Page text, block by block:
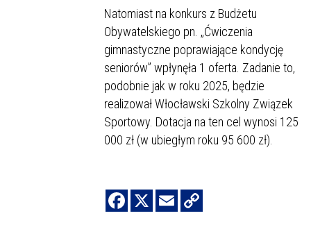
Natomiast na konkurs z Budżetu
Obywatelskiego pn. „Ćwiczenia
gimnastyczne poprawiające kondycję
seniorów” wpłynęła 1 oferta. Zadanie to,
podobnie jak w roku 2025, będzie
realizował Włocławski Szkolny Związek
Sportowy. Dotacja na ten cel wynosi 125
000 zł (w ubiegłym roku 95 600 zł).